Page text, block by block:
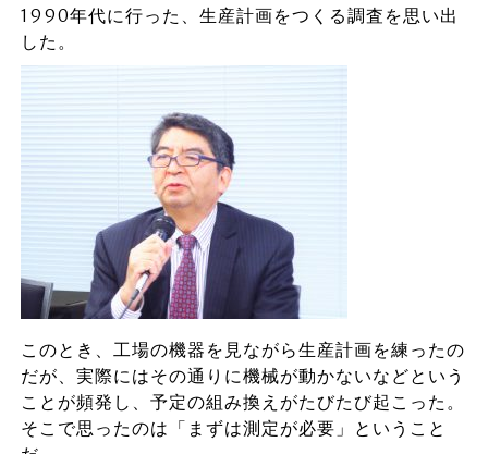
1990年代に行った、生産計画をつくる調査を思い出
した。
このとき、工場の機器を見ながら生産計画を練ったの
だが、実際にはその通りに機械が動かないなどという
ことが頻発し、予定の組み換えがたびたび起こった。
そこで思ったのは「まずは測定が必要」ということ